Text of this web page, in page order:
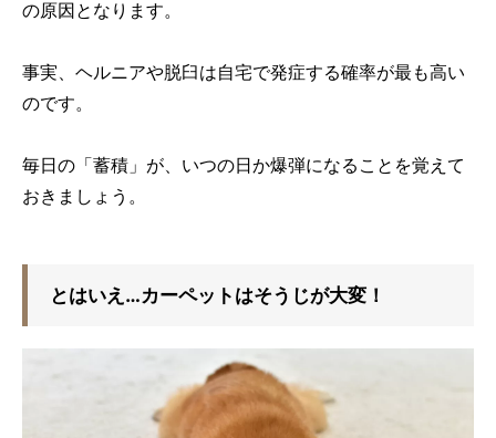
の原因となります。
事実、ヘルニアや脱臼は自宅で発症する確率が最も高い
のです。
毎日の「蓄積」が、いつの日か爆弾になることを覚えて
おきましょう。
とはいえ…カーペットはそうじが大変！